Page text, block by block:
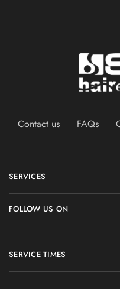
Contact us FAQs
SERVICES
FOLLOW US ON
SERVICE TIMES